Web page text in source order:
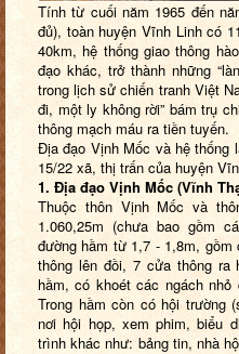
Tính từ cuối năm 1965 đến
đủ), toàn huyện Vĩnh Linh có
40km, hệ thống giao thông
đạo khác, trở thành những
trong lịch sử chiến tranh Việt
đi, một ly không rời” bám trụ
thông mạch máu ra tiền tuyến.
Địa đạo Vịnh Mốc và hệ thống
15/22 xã, thị trấn của huyện
1. Địa đạo Vịnh Mốc (Vĩnh
Thuộc thôn Vịnh Mốc và
1.060,25m (chưa bao gồm
đường hầm từ 1,7 - 1,8m,
thông lên đồi, 7 cửa thông ra
hầm, có khoét các ngách
Trong hầm còn có hội trường
nơi hội họp, xem phim, biểu
trình khác như: bảng tin, nhà